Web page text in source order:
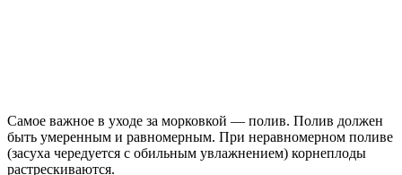
Самое важное в уходе за морковкой — полив. Полив должен
быть умеренным и равномерным. При неравномерном поливе
(засуха чередуется с обильным увлажнением) корнеплоды
растрескиваются.